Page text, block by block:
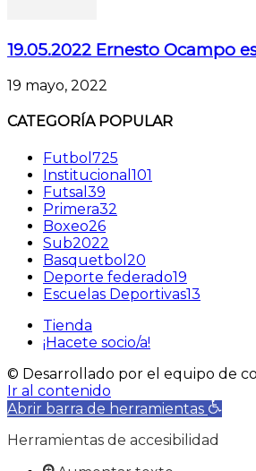
19.05.2022 Ernesto Ocampo
19 mayo, 2022
CATEGORÍA POPULAR
Futbol 725
Institucional 101
Futsal 39
Primera32
Boxeo26
Sub2022
Basquetbol 20
Deporte federado19
Escuelas Deportivas13
Tienda
¡Hacete socio/a!
© Desarrollado por el equipo de
Ir al contenido
Abrir barra de herramientas
Herramientas de accesibilidad